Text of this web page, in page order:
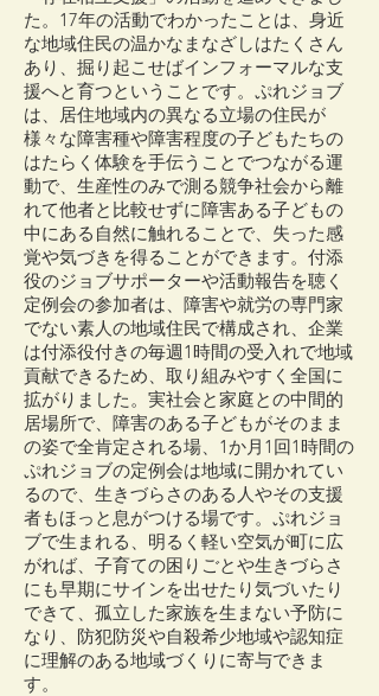
た。17年の活動でわかったことは、身近
な地域住民の温かなまなざしはたくさん
あり、掘り起こせばインフォーマルな支
援へと育つということです。ぷれジョブ
は、居住地域内の異なる立場の住民が
様々な障害種や障害程度の子どもたちの
はたらく体験を手伝うことでつながる運
動で、生産性のみで測る競争社会から離
れて他者と比較せずに障害ある子どもの
中にある自然に触れることで、失った感
覚や気づきを得ることができます。付添
役のジョブサポーターや活動報告を聴く
定例会の参加者は、障害や就労の専門家
でない素人の地域住民で構成され、企業
は付添役付きの毎週1時間の受入れで地域
貢献できるため、取り組みやすく全国に
拡がりました。実社会と家庭との中間的
居場所で、障害のある子どもがそのまま
の姿で全肯定される場、1か月1回1時間の
ぷれジョブの定例会は地域に開かれてい
るので、生きづらさのある人やその支援
者もほっと息がつける場です。ぷれジョ
ブで生まれる、明るく軽い空気が町に広
がれば、子育ての困りごとや生きづらさ
にも早期にサインを出せたり気づいたり
できて、孤立した家族を生まない予防に
なり、防犯防災や自殺希少地域や認知症
に理解のある地域づくりに寄与できま
す。